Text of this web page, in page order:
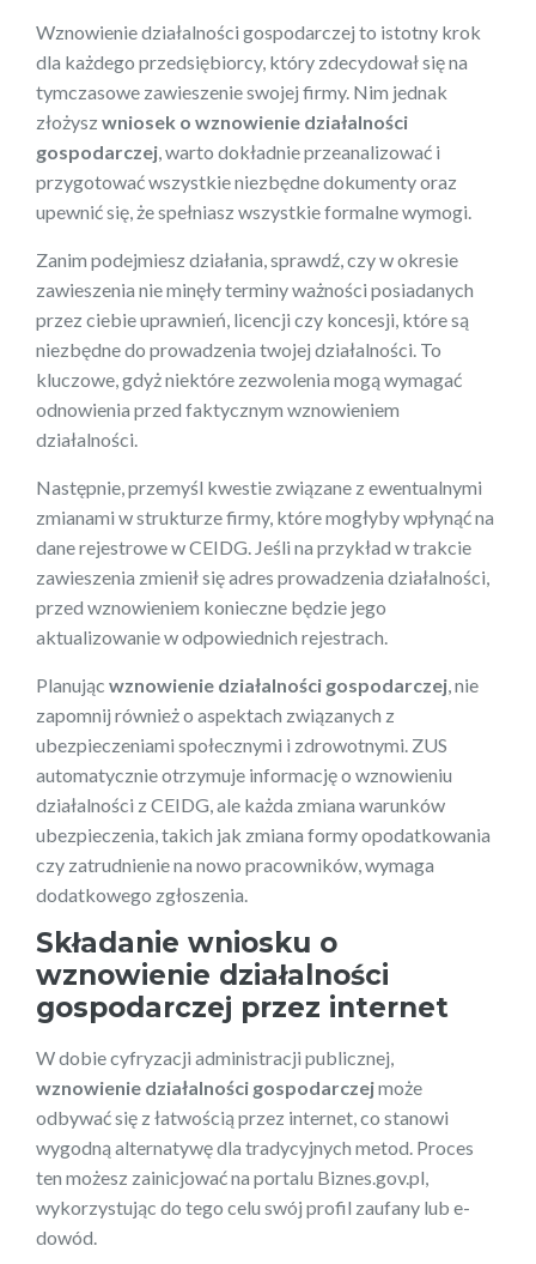
Wznowienie działalności gospodarczej to istotny krok
dla każdego przedsiębiorcy, który zdecydował się na
tymczasowe zawieszenie swojej firmy. Nim jednak
złożysz wniosek o wznowienie działalności
gospodarczej , warto dokładnie przeanalizować i
przygotować wszystkie niezbędne dokumenty oraz
upewnić się, że spełniasz wszystkie formalne wymogi.
Zanim podejmiesz działania, sprawdź, czy w okresie
zawieszenia nie minęły terminy ważności posiadanych
przez ciebie uprawnień, licencji czy koncesji, które są
niezbędne do prowadzenia twojej działalności. To
kluczowe, gdyż niektóre zezwolenia mogą wymagać
odnowienia przed faktycznym wznowieniem
działalności.
Następnie, przemyśl kwestie związane z ewentualnymi
zmianami w strukturze firmy, które mogłyby wpłynąć na
dane rejestrowe w CEIDG. Jeśli na przykład w trakcie
zawieszenia zmienił się adres prowadzenia działalności,
przed wznowieniem konieczne będzie jego
aktualizowanie w odpowiednich rejestrach.
Planując wznowienie działalności gospodarczej , nie
zapomnij również o aspektach związanych z
ubezpieczeniami społecznymi i zdrowotnymi. ZUS
automatycznie otrzymuje informację o wznowieniu
działalności z CEIDG, ale każda zmiana warunków
ubezpieczenia, takich jak zmiana formy opodatkowania
czy zatrudnienie na nowo pracowników, wymaga
dodatkowego zgłoszenia.
Składanie wniosku o
wznowienie działalności
gospodarczej przez internet
W dobie cyfryzacji administracji publicznej,
wznowienie działalności gospodarczejmoże
odbywać się z łatwością przez internet, co stanowi
wygodną alternatywę dla tradycyjnych metod. Proces
ten możesz zainicjować na portalu Biznes.gov.pl,
wykorzystując do tego celu swój profil zaufany lub e-
dowód.